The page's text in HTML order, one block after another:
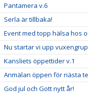
Pantamera v.6
Serla är tillbaka!
Event med topp hälsa hos
Nu startar vi upp
Kansliets öppettider v.1
Anmälan öppen för nästa
God jul och Gott nytt år!